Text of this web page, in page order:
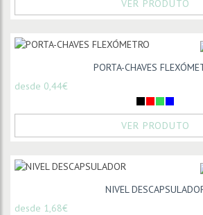
VER PRODUTO
PORTA-CHAVES
desde 0,44€
VER PRODUTO
NIVEL
desde 1,68€